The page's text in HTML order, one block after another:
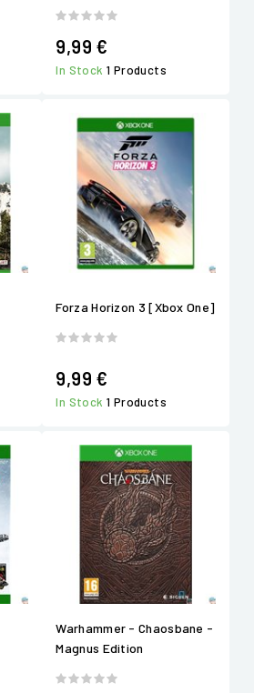
9,99 €
In Stock1 Products
Forza Horizon 3 [Xbox One]
9,99 €
In Stock1 Products
Warhammer - Chaosbane -
Magnus Edition